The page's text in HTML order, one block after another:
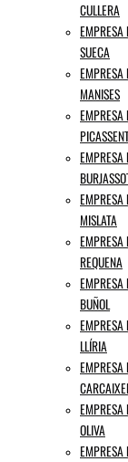
CULLERA
EMPRESA
SUECA
EMPRESA
MANISES
EMPRESA
EMPRESA
EMPRESA
MISLATA
EMPRESA
REQUENA
EMPRESA
BUÑOL
EMPRESA
LLÍRIA
EMPRESA
EMPRESA
OLIVA
EMPRESA